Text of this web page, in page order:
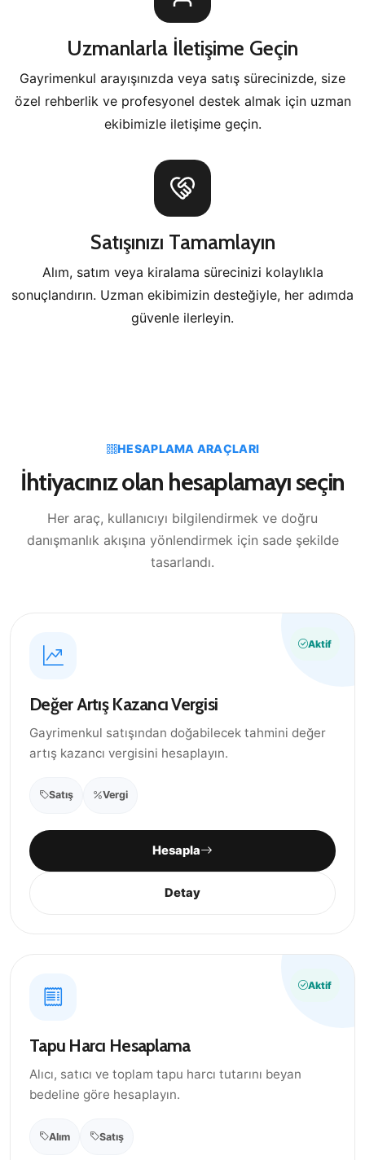
Uzmanlarla İletişime Geçin
Gayrimenkul arayışınızda veya satış sürecinizde, size
özel rehberlik ve profesyonel destek almak için uzman
ekibimizle iletişime geçin.
Satışınızı Tamamlayın
Alım, satım veya kiralama sürecinizi kolaylıkla
sonuçlandırın. Uzman ekibimizin desteğiyle, her adımda
güvenle ilerleyin.
HESAPLAMA ARAÇLARI
İhtiyacınız olan hesaplamayı seçin
Her araç, kullanıcıyı bilgilendirmek ve doğru
danışmanlık akışına yönlendirmek için sade şekilde
tasarlandı.
Aktif
Değer Artış Kazancı Vergisi
Gayrimenkul satışından doğabilecek tahmini değer
artış kazancı vergisini hesaplayın.
Satış Vergi
Hesapla
Detay
Aktif
Tapu Harcı Hesaplama
Alıcı, satıcı ve toplam tapu harcı tutarını beyan
bedeline göre hesaplayın.
Alım Satış